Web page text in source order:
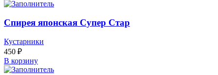
Спирея японская Супер Стар
Кустарники
450 ₽
В корзину